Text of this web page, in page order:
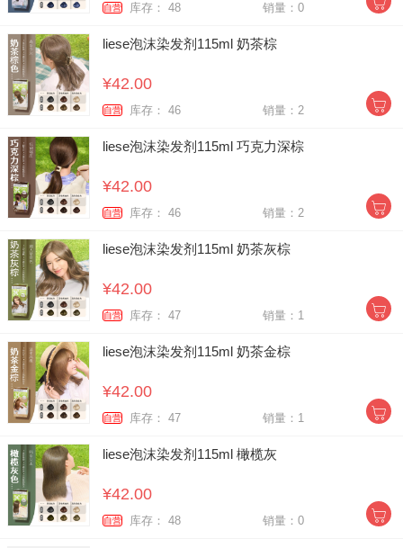
自营 库存： 48 销量：0
liese泡沫染发剂115ml 奶茶棕
¥42.00
自营 库存： 46 销量：2
liese泡沫染发剂115ml 巧克力深棕
¥42.00
自营 库存： 46 销量：2
liese泡沫染发剂115ml 奶茶灰棕
¥42.00
自营 库存： 47 销量：1
liese泡沫染发剂115ml 奶茶金棕
¥42.00
自营 库存： 47 销量：1
liese泡沫染发剂115ml 橄榄灰
¥42.00
自营 库存： 48 销量：0